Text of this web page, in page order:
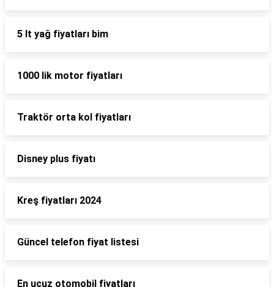
5 lt yağ fiyatları bim
1000 lik motor fiyatları
Traktör orta kol fiyatları
Disney plus fiyatı
Kreş fiyatları 2024
Güncel telefon fiyat listesi
En ucuz otomobil fiyatları